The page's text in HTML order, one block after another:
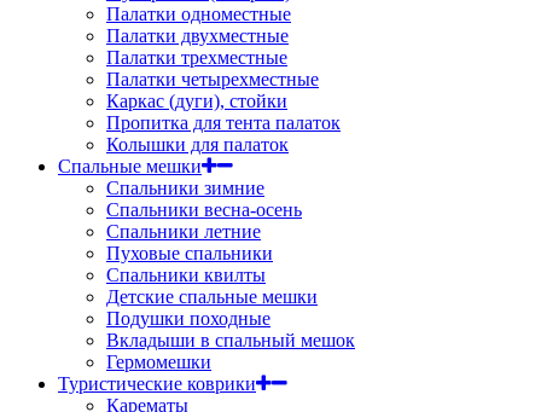
Палатки одноместные
Палатки двухместные
Палатки трехместные
Палатки четырехместные
Каркас (дуги), стойки
Пропитка для тента палаток
Колышки для палаток
Спальные мешки
Спальники зимние
Спальники весна-осень
Спальники летние
Пуховые спальники
Спальники квилты
Детские спальные мешки
Подушки походные
Вкладыши в спальный мешок
Гермомешки
Туристические коврики
Карематы